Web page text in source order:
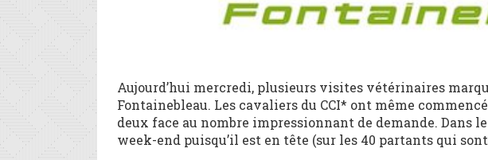
Aujourd’hui mercredi, plusieurs visites vétérinaires
Fontainebleau. Les cavaliers du CCI* ont même
deux face au nombre impressionnant de demande. Dans
week-end puisqu’il est en tête (sur les 40 partants qui sont